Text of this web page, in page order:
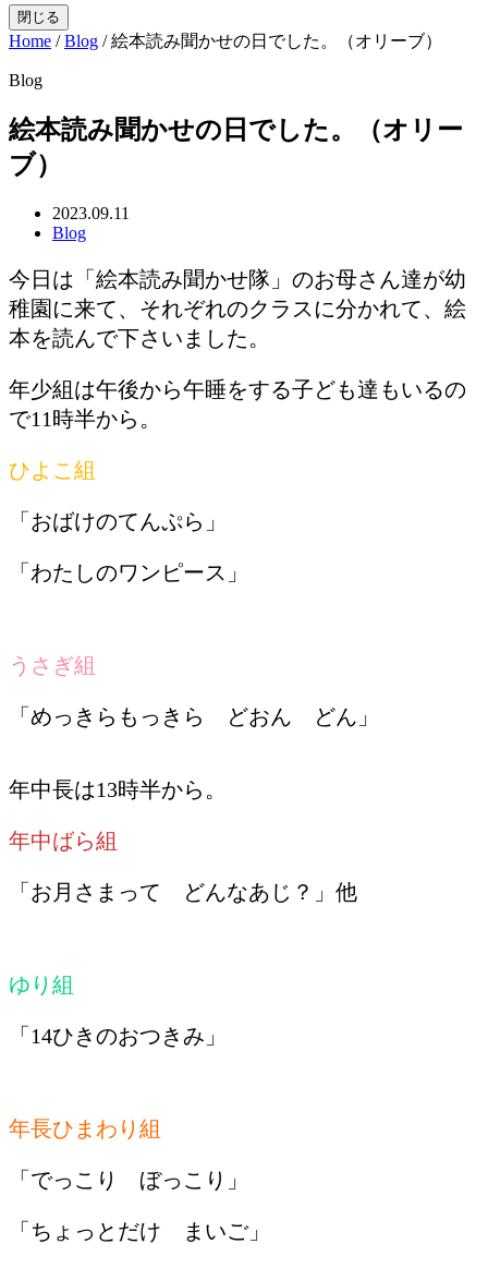
閉じる
Home /Blog /絵本読み聞かせの日でした。（オリーブ）
Blog
絵本読み聞かせの日でした。（オリー
ブ）
2023.09.11
Blog
今日は「絵本読み聞かせ隊」のお母さん達が幼
稚園に来て、それぞれのクラスに分かれて、絵
本を読んで下さいました。
年少組は午後から午睡をする子ども達もいるの
で11時半から。
ひよこ組
「おばけのてんぷら」
「わたしのワンピース」
うさぎ組
「めっきらもっきら どおん どん」
年中長は13時半から。
年中ばら組
「お月さまって どんなあじ？」他
ゆり組
「14ひきのおつきみ」
年長ひまわり組
「でっこり ぼっこり」
「ちょっとだけ まいご」